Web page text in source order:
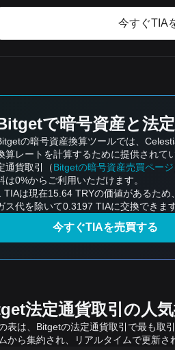
今すぐTIA
で暗号資産と法
の暗号資産換算ツールでは、
算レートを計算するために提供されて
通貨取引（Bitgetの暗号資産売買ページ
は0%からご利用いただけます。
TIAは現在15.64 TRYの価値があるた
ス代を除いて0.3197 TIAに交換できます
今すぐTIAを売買する
法定通貨取引の人
表は、Bitgetの法定通貨取引で最も取
から集約され、リアルタイムで更新さ